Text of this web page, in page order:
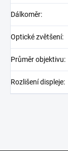
Dálkoměr:
Optické zvětšení:
Průměr objektivu:
Rozlišení displeje: